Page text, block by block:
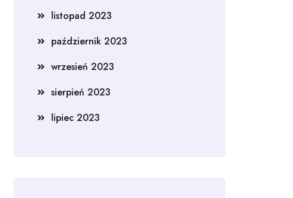
listopad 2023
październik 2023
wrzesień 2023
sierpień 2023
lipiec 2023